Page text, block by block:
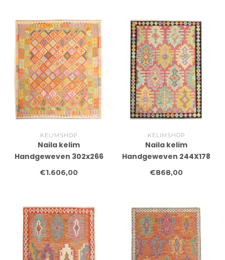
KELIMSHOP
Naila kelim
Handgeweven 302x266
cm Traditional Kelim
Tapijt Wol
€1.606,00
KELIMSHOP
Naila kelim
Handgeweven 244X178
cm Traditional Kelim
Tapijt Wol
€868,00